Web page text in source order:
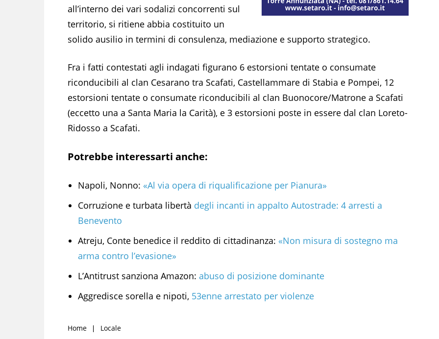
all’interno dei vari sodalizi concorrenti sul
territorio, si ritiene abbia costituito un
solido ausilio in termini di consulenza, mediazione e supporto strategico.
Fra i fatti contestati agli indagati figurano 6 estorsioni tentate o consumate
riconducibili al clan Cesarano tra Scafati, Castellammare di Stabia e Pompei, 12
estorsioni tentate o consumate riconducibili al clan Buonocore/Matrone a Scafati
(eccetto una a Santa Maria la Carità), e 3 estorsioni poste in essere dal clan Loreto-
Ridosso a Scafati.
Potrebbe interessarti anche:
Napoli, Nonno: «Al via opera di riqualificazione per Pianura»
Corruzione e turbata libertà degli incanti in appalto Autostrade: 4 arresti a
Benevento
Atreju, Conte benedice il reddito di cittadinanza: «Non misura di sostegno ma
arma contro l’evasione»
L’Antitrust sanziona Amazon: abuso di posizione dominante
Aggredisce sorella e nipoti, 53enne arrestato per violenze
Home Locale